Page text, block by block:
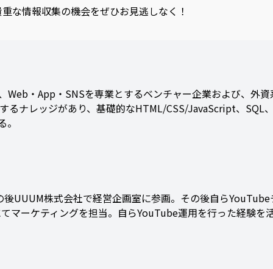
な情報収集の機会をぜひお見逃しなく！
・App・SNSを専業とするベンチャー企業および、
るナレッジがあり、基礎的なHTML/CSS/JavaScript、
UUUM株式会社で経営企画室に参画。その後自ら
ーケティングを担当。自らYouTube運用を行った経験を